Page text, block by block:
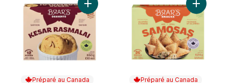
Préparé au Canada
Ajouter Rasmalai au safran au panier
Préparé au Canada
Ajouter